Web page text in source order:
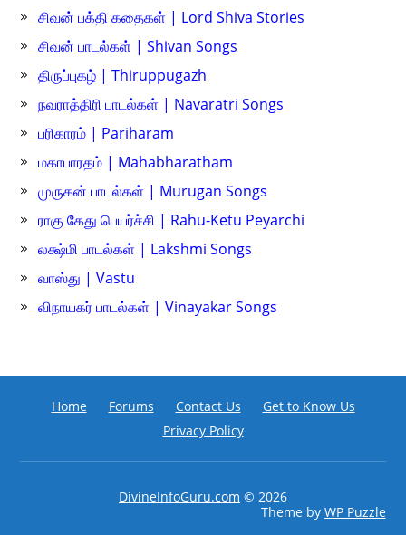
சிவன் பக்தி கதைகள் | Lord Shiva Stories
சிவன் பாடல்கள் | Shivan Songs
திருப்புகழ் | Thiruppugazh
நவராத்திரி பாடல்கள் | Navaratri Songs
பரிகாரம் | Pariharam
மகாபாரதம் | Mahabharatham
முருகன் பாடல்கள் | Murugan Songs
ராகு கேது பெயர்ச்சி | Rahu-Ketu Peyarchi
லக்ஷ்மி பாடல்கள் | Lakshmi Songs
வாஸ்து | Vastu
விநாயகர் பாடல்கள் | Vinayakar Songs
Home Forums Contact Us
Get to Know Us
Privacy Policy
DivineInfoGuru.com © 2026
Theme by WP Puzzle